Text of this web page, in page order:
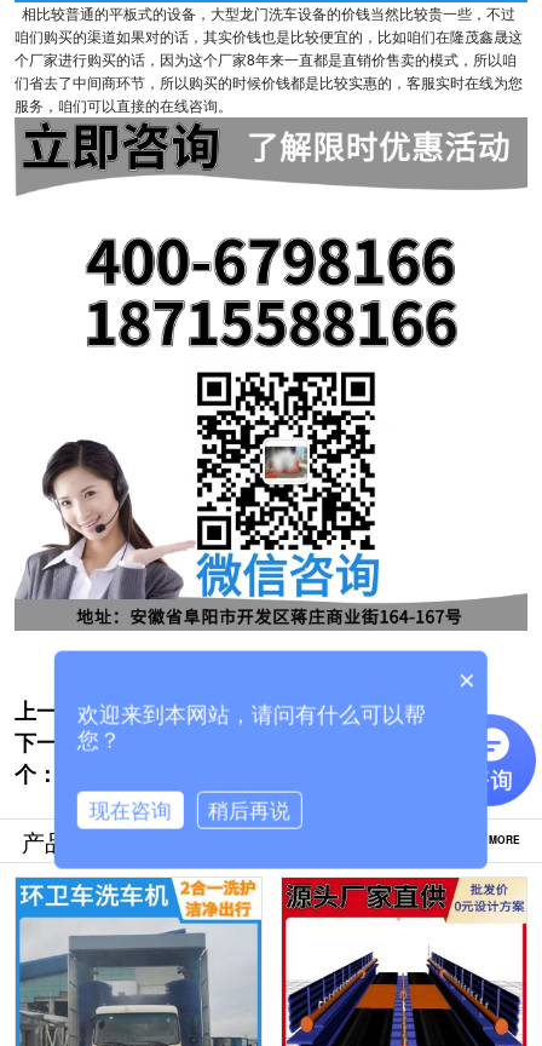
相比较普通的平板式的设备，大型龙门洗车设备的价钱当然比较贵一些，不过
咱们购买的渠道如果对的话，其实价钱也是比较便宜的，比如咱们在隆茂鑫晟这
个厂家进行购买的话，因为这个厂家8年来一直都是直销价售卖的模式，所以咱
们省去了中间商环节，所以购买的时候价钱都是比较实惠的，客服实时在线为您
服务，咱们可以直接的在线咨询。
上一个: 电脑洗车设备大概多少钱[隆茂鑫晟]
下一
个：
广东往复式洗车机报价-客服在线免费报价
产品推荐 MORE
×
欢迎来到本网站，请问有什么可以帮
您？
现在咨询 稍后再说